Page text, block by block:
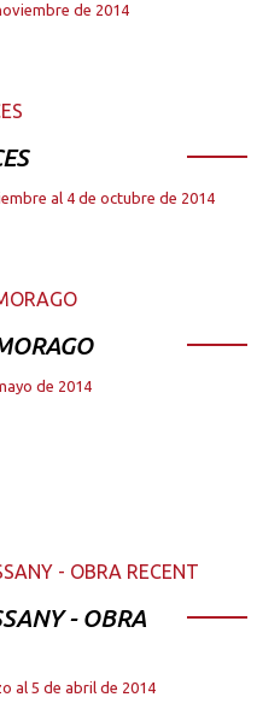
de 2014
al 4 de octubre de 2014
de 2014
- OBRA
al 5 de abril de 2014